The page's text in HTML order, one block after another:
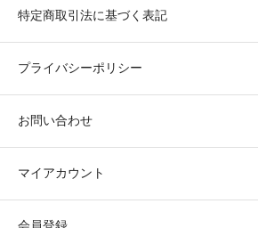
特定商取引法に基づく表記
プライバシーポリシー
お問い合わせ
マイアカウント